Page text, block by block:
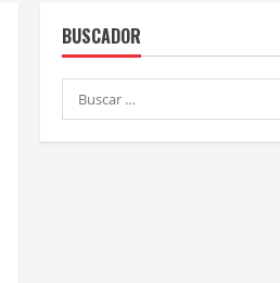
BUSCADOR
Buscar: